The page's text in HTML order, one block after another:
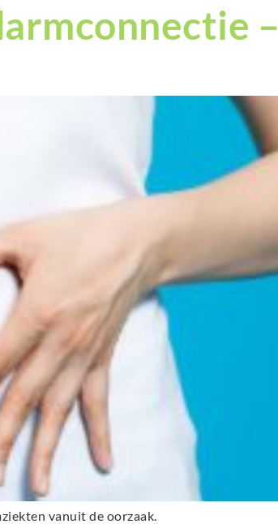
–
vanuit de oorzaak.